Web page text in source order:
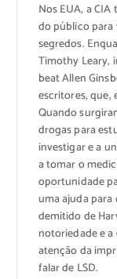
Nos EUA, a
do público para
segredos.
Timothy Leary,
beat Allen
escritores, que,
Quando
drogas para
investigar e a
a tomar o
oportunidade
uma ajuda
demitido de
notoriedade e
atenção da
falar de LSD.